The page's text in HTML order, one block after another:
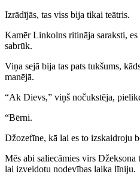
Izrādījās, tas viss bija tikai teātris.
Kamēr Linkolns ritināja saraksti,
sabrūk.
Viņa sejā bija tas pats tukšums,
manējā.
“Ak Dievs,” viņš nočukstēja,
“Bērni.
Džozefīne, kā lai es to izskaidroju
Mēs abi saliecāmies virs
lai izveidotu nodevības laika līniju.